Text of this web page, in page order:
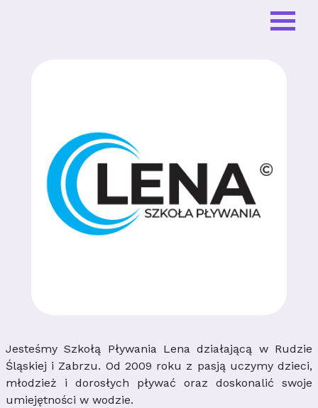
Jesteśmy Szkołą Pływania Lena działającą w Rudzie
Śląskiej i Zabrzu. Od 2009 roku z pasją uczymy dzieci,
młodzież i dorosłych pływać oraz doskonalić swoje
umiejętności w wodzie.